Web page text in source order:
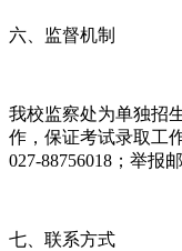
六、监督机制
我校监察处为单独招
作，保证考试录取工
027-88756018；举报
七、联系方式